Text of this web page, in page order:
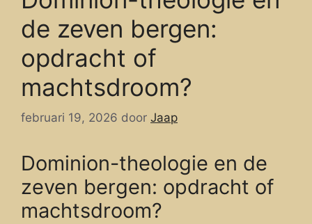
de zeven bergen:
opdracht of
machtsdroom?
februari 19, 2026 door Jaap
Dominion-theologie en de
zeven bergen: opdracht of
machtsdroom?